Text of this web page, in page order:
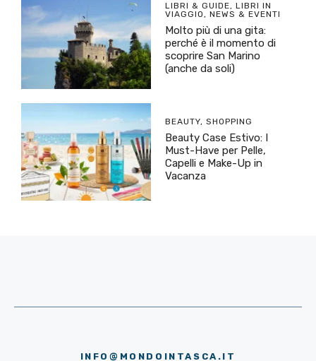
LIBRI & GUIDE, LIBRI IN
VIAGGIO, NEWS & EVENTI
Molto più di una gita:
perché è il momento di
scoprire San Marino
(anche da soli)
BEAUTY, SHOPPING
Beauty Case Estivo: I
Must-Have per Pelle,
Capelli e Make-Up in
Vacanza
INFO@MONDOINTASCA.IT